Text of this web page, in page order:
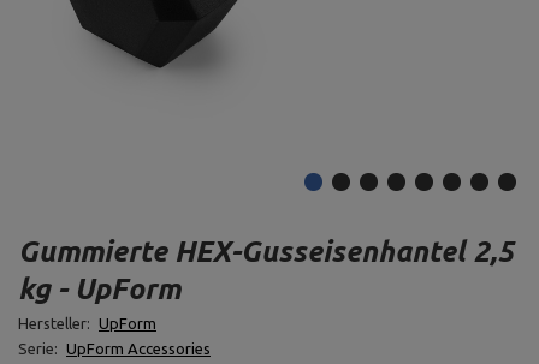
Gummierte HEX-Gusseisenhantel 2,5
kg - UpForm
Hersteller: UpForm
Serie: UpForm Accessories